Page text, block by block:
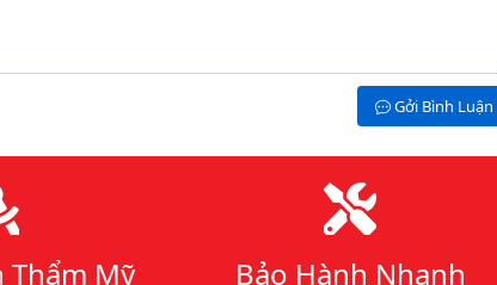
Gởi Bình Luận
Thẩm Mỹ
Bảo Hành Nhanh